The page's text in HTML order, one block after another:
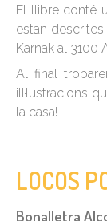
El llibre conté
estan
Karnak al 3100
Al final
ill·lustracions
la casa!
LOCOS
Bonalletra